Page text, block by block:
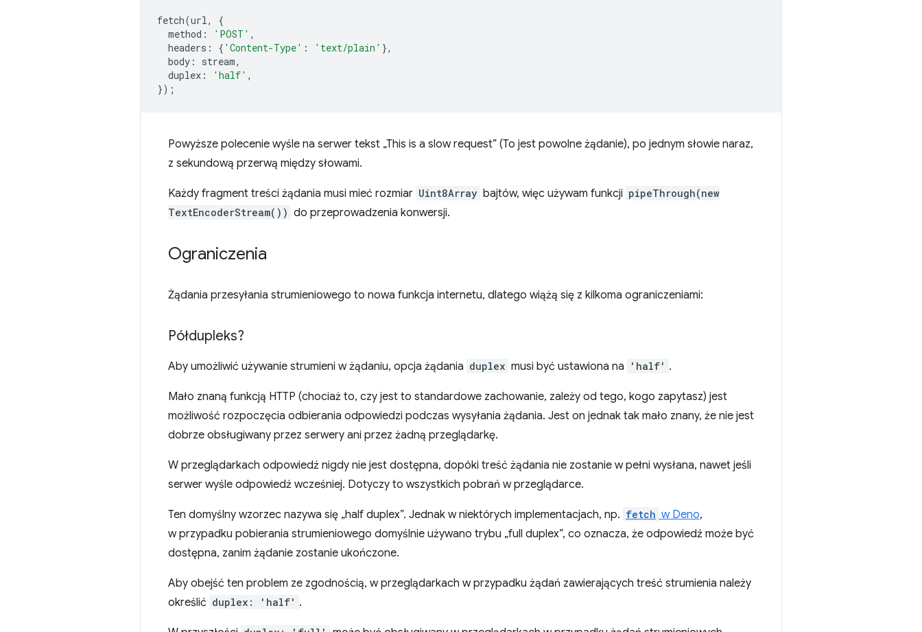
fetch(url,
{
method : 'POST' ,
headers : { 'Content-Type' : 'text/plain' },
body : stream,
duplex : 'half' ,
});
Powyższe polecenie wyśle na serwer tekst „This is a slow request” (To jest powolne żądanie), po jednym słowie naraz,
z sekundową przerwą między słowami.
Każdy fragment treści żądania musi mieć rozmiar Uint8Array bajtów, więc używam funkcji pipeThrough(new
TextEncoderStream()) do przeprowadzenia konwersji.
Ograniczenia
Żądania przesyłania strumieniowego to nowa funkcja internetu, dlatego wiążą się z kilkoma ograniczeniami:
Półdupleks?
Aby umożliwić używanie strumieni w żądaniu, opcja żądania duplex musi być ustawiona na 'half' .
Mało znaną funkcją HTTP (chociaż to, czy jest to standardowe zachowanie, zależy od tego, kogo zapytasz) jest
możliwość rozpoczęcia odbierania odpowiedzi podczas wysyłania żądania. Jest on jednak tak mało znany, że nie jest
dobrze obsługiwany przez serwery ani przez żadną przeglądarkę.
W przeglądarkach odpowiedź nigdy nie jest dostępna, dopóki treść żądania nie zostanie w pełni wysłana, nawet jeśli
serwer wyśle odpowiedź wcześniej. Dotyczy to wszystkich pobrań w przeglądarce.
Ten domyślny wzorzec nazywa się „half duplex”. Jednak w niektórych implementacjach, np. fetch w Deno,
w przypadku pobierania strumieniowego domyślnie używano trybu „full duplex”, co oznacza, że odpowiedź może być
dostępna, zanim żądanie zostanie ukończone.
Aby obejść ten problem ze zgodnością, w przeglądarkach w przypadku żądań zawierających treść strumienia należy
określić duplex: 'half' .